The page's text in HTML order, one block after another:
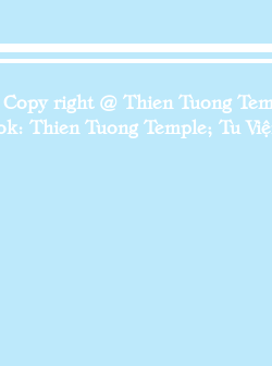
Copy right @ Thien Tuong
Tuong Temple; Tu